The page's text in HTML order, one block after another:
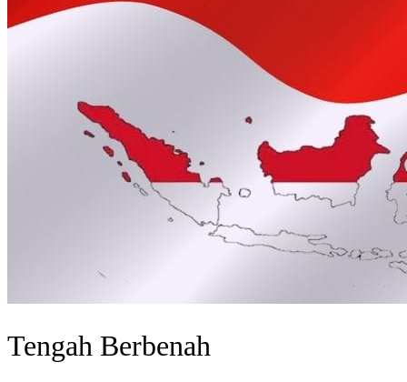
Tengah Berbenah